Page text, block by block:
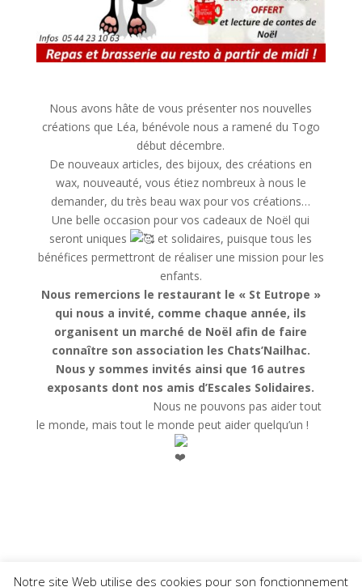
Nous avons hâte de vous présenter nos nouvelles
créations que Léa, bénévole nous a ramené du Togo
début décembre.
De nouveaux articles, des bijoux, des créations en
wax, nouveauté, vous étiez nombreux à nous le
demander, du très beau wax pour vos créations…
Une belle occasion pour vos cadeaux de Noël qui
seront uniques
et solidaires, puisque tous les
bénéfices permettront de réaliser une mission pour les
enfants.
Nous remercions le restaurant le « St Eutrope »
qui nous a invité, comme chaque année, ils
organisent un marché de Noël afin de faire
connaître son association les Chats’Nailhac.
Nous y sommes invités ainsi que 16 autres
exposants dont nos amis d’Escales Solidaires.
Nous ne pouvons pas aider tout
le monde, mais tout le monde peut aider quelqu’un !
Notre site Web utilise des cookies pour son fonctionnement